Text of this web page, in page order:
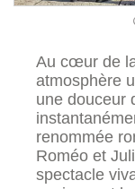
Au cœur de
atmosphère
une douceur
renommée
Roméo et
spectacle